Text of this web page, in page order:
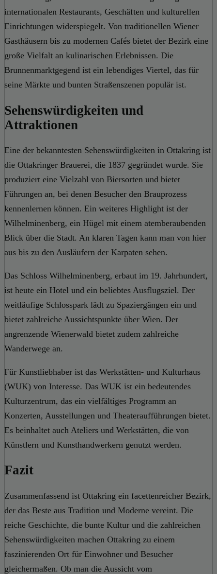
internationalen Restaurants, Geschäften und kulturellen
Einrichtungen widerspiegelt. Von traditionellen Wiener
Gasthäusern bis zu modernen Cafés bietet der Bezirk eine
große Vielfalt an kulinarischen Erlebnissen. Die
Brunnenmarktgegend ist ein lebendiges Viertel, das für
seine Märkte und bunten Straßenszenen populär ist.
Sehenswürdigkeiten und
Attraktionen
Eine der bekanntesten Sehenswürdigkeiten in Ottakring ist
die Ottakringer Brauerei, die 1837 gegründet wurde. Sie
produziert eine Vielzahl von Biersorten und bietet
Führungen an, bei denen Besucher den Brauprozess
kennenlernen können. Ein weiteres Highlight ist der
Wilhelminenberg, ein Hügel mit einem atemberaubenden
Blick über die Stadt. An klaren Tagen kann man von hier
aus bis zu den Ausläufern der Karpaten sehen.
Das Schloss Wilhelminenberg, erbaut im 19. Jahrhundert,
ist heute ein Hotel und ein beliebtes Ausflugsziel. Der
weitläufige Schlosspark lädt zu Spaziergängen ein und
bietet zahlreiche Aussichtspunkte über Wien. Der
angrenzende Wienerwald bietet zudem zahlreiche
Wanderwege an.
Für Kunstliebhaber ist das Werkstätten- und Kulturhaus
(WUK) von Interesse. Das WUK ist ein bedeutendes
Kulturzentrum, das ein vielfältiges Programm an
Konzerten, Ausstellungen und Theateraufführungen bietet.
Es beinhaltet auch Ateliers und Werkstätten, die von
Künstlern und Kunsthandwerkern genutzt werden.
Fazit
Zusammenfassend ist Ottakring ein facettenreicher Bezirk,
der das Beste aus Tradition und Moderne vereint. Die
reiche Geschichte, die bunte Kultur und die zahlreichen
Sehenswürdigkeiten machen Ottakring zu einem
faszinierenden Ort für Einwohner und Besucher
gleichermaßen. Ob man die Aussicht vom